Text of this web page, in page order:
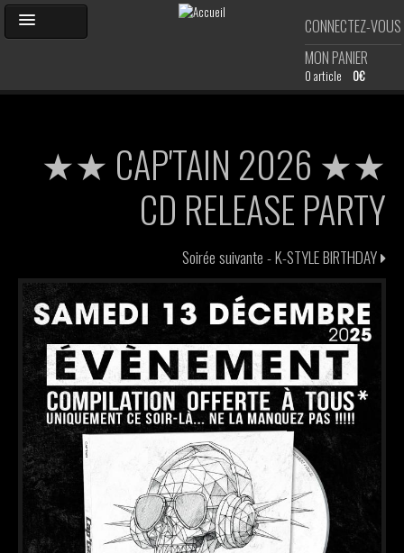
Aller
au
contenu
CONNECTEZ-VOUS
MON PANIER
0 article 0€
AGENDA
PHOTOS
SHOP
DJ'S
CARTE DE MEMBRE
VIP
JOB
★★ CAP'TAIN 2026 ★★
CD RELEASE PARTY
Soirée suivante -K-STYLE BIRTHDAY